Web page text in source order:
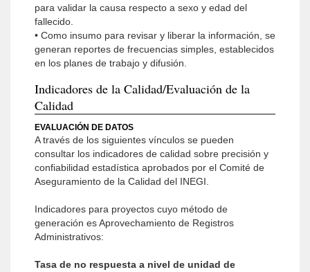
para validar la causa respecto a sexo y edad del
fallecido.
• Como insumo para revisar y liberar la información, se
generan reportes de frecuencias simples, establecidos
en los planes de trabajo y difusión.
Indicadores de la Calidad/Evaluación de la
Calidad
EVALUACIÓN DE DATOS
A través de los siguientes vínculos se pueden
consultar los indicadores de calidad sobre precisión y
confiabilidad estadística aprobados por el Comité de
Aseguramiento de la Calidad del INEGI.
Indicadores para proyectos cuyo método de
generación es Aprovechamiento de Registros
Administrativos:
Tasa de no respuesta a nivel de unidad de